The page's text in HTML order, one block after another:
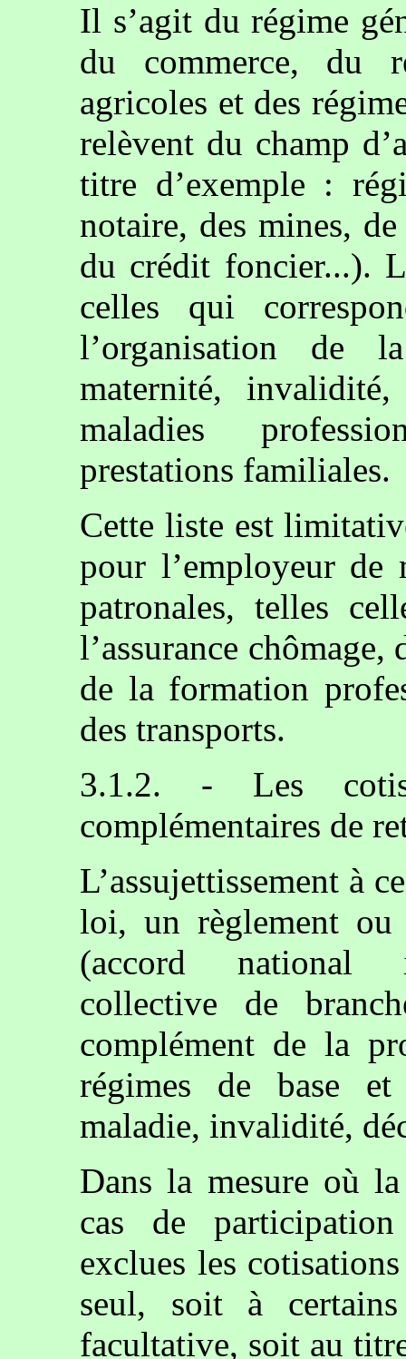
Il s’agit du régime
du commerce, du
agricoles et des
relèvent du champ
titre d’exemple :
notaire, des mines,
du crédit foncier...).
celles qui
l’organisation de
maternité,
maladies
prestations familiales.
Cette liste est
pour l’employeur de
patronales, telles
l’assurance
de la formation
des transports.
3.1.2. - Les
complémentaires de
L’assujettissement à
loi, un règlement ou
(accord national
collective de
complément de la
régimes de base
maladie, invalidité,
Dans la mesure où
cas de
exclues les
seul, soit à
facultative, soit au